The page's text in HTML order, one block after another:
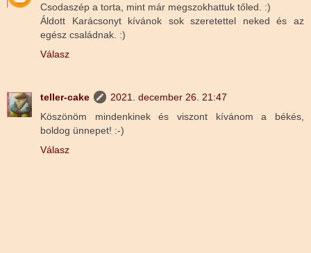
Csodaszép a torta, mint már megszokhattuk tőled. :)
Áldott Karácsonyt kívánok sok szeretettel neked és az
egész családnak. :)
Válasz
teller-cake
2021. december 26. 21:47
Köszönöm mindenkinek és viszont kívánom a békés,
boldog ünnepet! :-)
Válasz